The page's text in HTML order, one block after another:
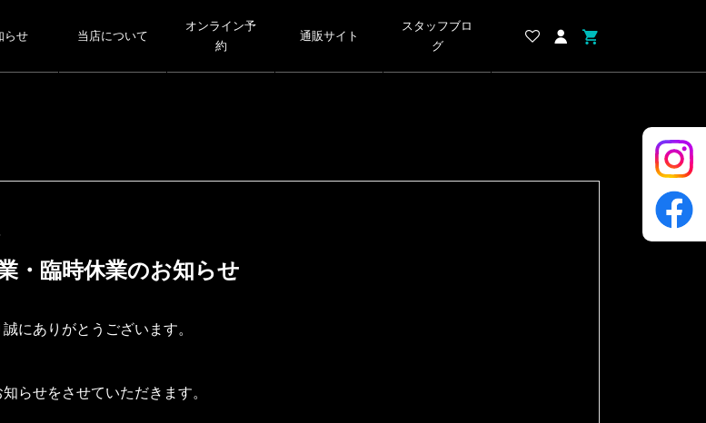
らせ 当店について
オンライン予
約
通販サイト
スタッフブロ
グ
・臨時休業のお知らせ
にありがとうございます。
らせをさせていただきます。